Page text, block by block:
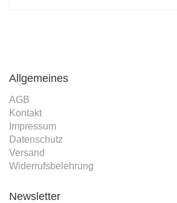
Allgemeines
AGB
Kontakt
Impressum
Datenschutz
Versand
Widerrufsbelehrung
Newsletter